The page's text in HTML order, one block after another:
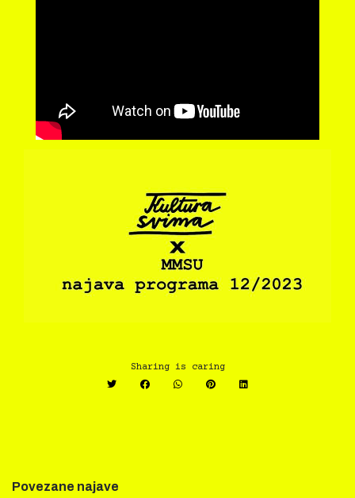
Sharing is caring
Povezane najave